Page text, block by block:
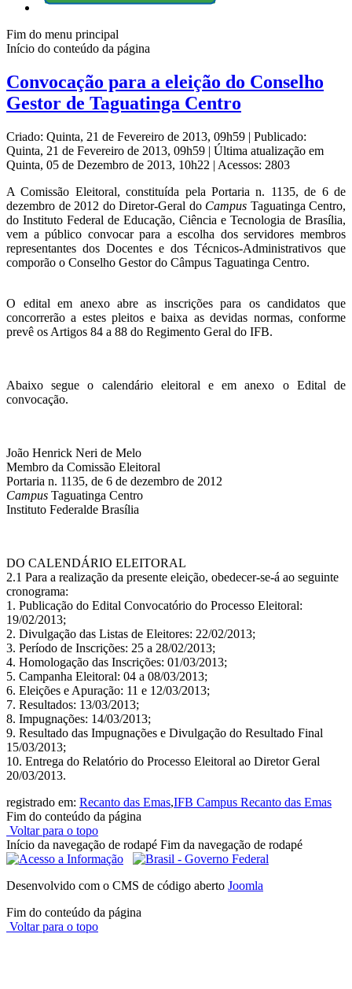
Fim do menu principal
Início do conteúdo da página
Convocação para a eleição do Conselho
Gestor de Taguatinga Centro
Criado: Quinta, 21 de Fevereiro de 2013, 09h59 | Publicado:
Quinta, 21 de Fevereiro de 2013, 09h59 | Última atualização em
Quinta, 05 de Dezembro de 2013, 10h22 | Acessos: 2803
A Comissão Eleitoral, constituída pela Portaria n. 1135, de 6 de
dezembro de 2012 do Diretor-Geral do Campus Taguatinga Centro,
do Instituto Federal de Educação, Ciência e Tecnologia de Brasília,
vem a público convocar para a escolha dos servidores membros
representantes dos Docentes e dos Técnicos-Administrativos que
comporão o Conselho Gestor do Câmpus Taguatinga Centro.
O edital em anexo abre as inscrições para os candidatos que
concorrerão a estes pleitos e baixa as devidas normas, conforme
prevê os Artigos 84 a 88 do Regimento Geral do IFB.
Abaixo segue o calendário eleitoral e em anexo o Edital de
convocação.
João Henrick Neri de Melo
Membro da Comissão Eleitoral
Portaria n. 1135, de 6 de dezembro de 2012
Campus Taguatinga Centro
Instituto Federalde Brasília
DO CALENDÁRIO ELEITORAL
2.1 Para a realização da presente eleição, obedecer-se-á ao seguinte
cronograma:
1. Publicação do Edital Convocatório do Processo Eleitoral:
19/02/2013;
2. Divulgação das Listas de Eleitores: 22/02/2013;
3. Período de Inscrições: 25 a 28/02/2013;
4. Homologação das Inscrições: 01/03/2013;
5. Campanha Eleitoral: 04 a 08/03/2013;
6. Eleições e Apuração: 11 e 12/03/2013;
7. Resultados: 13/03/2013;
8. Impugnações: 14/03/2013;
9. Resultado das Impugnações e Divulgação do Resultado Final
15/03/2013;
10. Entrega do Relatório do Processo Eleitoral ao Diretor Geral
20/03/2013.
registrado em: Recanto das Emas,IFB Campus Recanto das Emas
Fim do conteúdo da página
Voltar para o topo
Início da navegação de rodapé Fim da navegação de rodapé
Desenvolvido com o CMS de código aberto Joomla
Fim do conteúdo da página
Voltar para o topo